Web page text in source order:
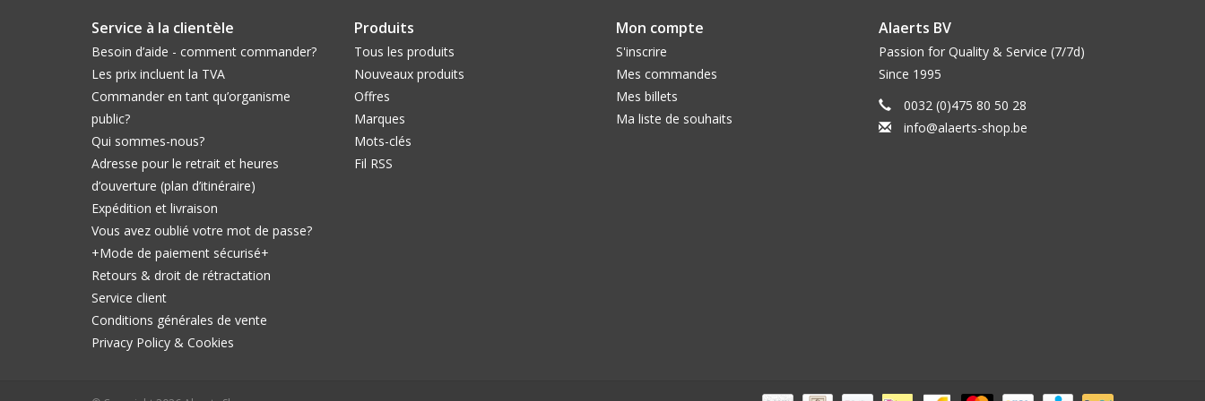
Service à la clientèle
Besoin d’aide - comment commander?
Les prix incluent la TVA
Commander en tant qu’organisme
public?
Qui sommes-nous?
Adresse pour le retrait et heures
d’ouverture (plan d’itinéraire)
Expédition et livraison
Vous avez oublié votre mot de passe?
+Mode de paiement sécurisé+
Retours & droit de rétractation
Service client
Conditions générales de vente
Privacy Policy & Cookies
Produits
Tous les produits
Nouveaux produits
Offres
Marques
Mots-clés
Fil RSS
Mon compte
S'inscrire
Mes commandes
Mes billets
Ma liste de souhaits
Alaerts BV
Passion for Quality & Service (7/7d)
Since 1995
0032 (0)475 80 50 28
info@alaerts-shop.be